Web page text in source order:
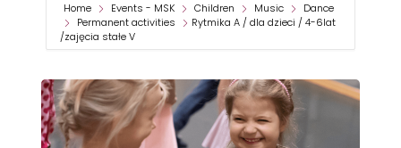
Home Events - MSK Children Music
Dance
Permanent activities
Rytmika A / dla dzieci / 4-6lat
/zajęcia stałe V